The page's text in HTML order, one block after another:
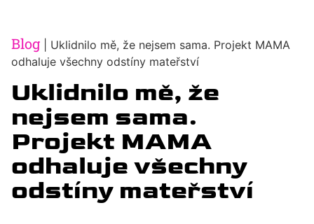
Blog
Uklidnilo mě, že nejsem sama. Projekt MAMA
odhaluje všechny odstíny mateřství
Uklidnilo mě, že
nejsem sama.
Projekt MAMA
odhaluje všechny
odstíny mateřství